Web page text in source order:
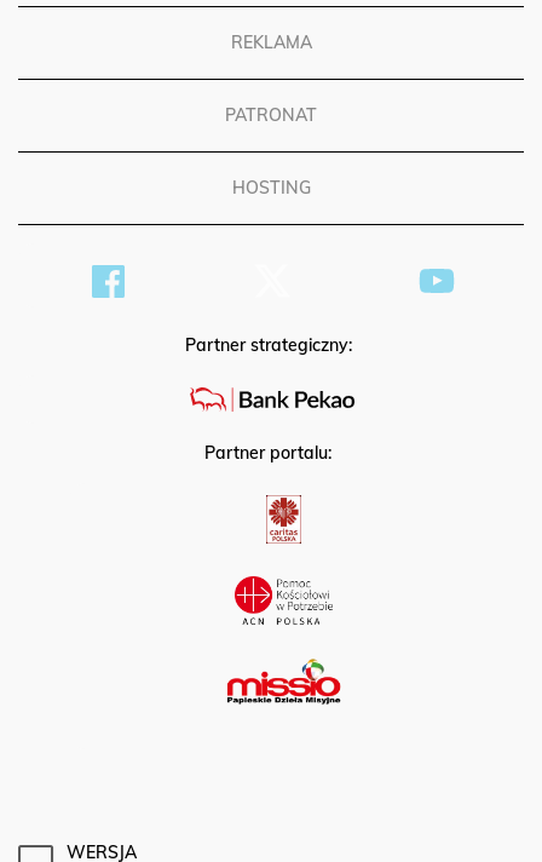
REKLAMA
PATRONAT
HOSTING
Partner strategiczny:
Partner portalu:
WERSJA